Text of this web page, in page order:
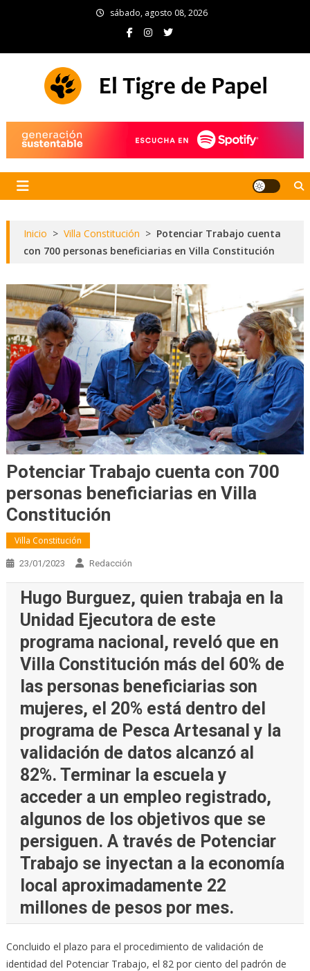
sábado, agosto 08, 2026
Inicio > Villa Constitución > Potenciar Trabajo cuenta
con 700 personas beneficiarias en Villa Constitución
Potenciar Trabajo cuenta con 700
personas beneficiarias en Villa
Constitución
Villa Constitución
23/01/2023 Redacción
Hugo Burguez, quien trabaja en la
Unidad Ejecutora de este
programa nacional, reveló que en
Villa Constitución más del 60% de
las personas beneficiarias son
mujeres, el 20% está dentro del
programa de Pesca Artesanal y la
validación de datos alcanzó al
82%. Terminar la escuela y
acceder a un empleo registrado,
algunos de los objetivos que se
persiguen. A través de Potenciar
Trabajo se inyectan a la economía
local aproximadamente 22
millones de pesos por mes.
Concluido el plazo para el procedimiento de validación de
identidad del Potenciar Trabajo, el 82 por ciento del padrón de